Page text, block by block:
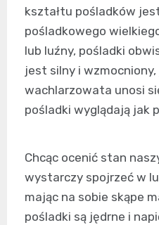
kształtu pośladków
pośladkowego
lub luźny, pośladki
jest silny i
wachlarzowata unosi
pośladki wyglądają jak
Chcąc ocenić stan
wystarczy spojrzeć w
mając na sobie skąpe
pośladki są jędrne i